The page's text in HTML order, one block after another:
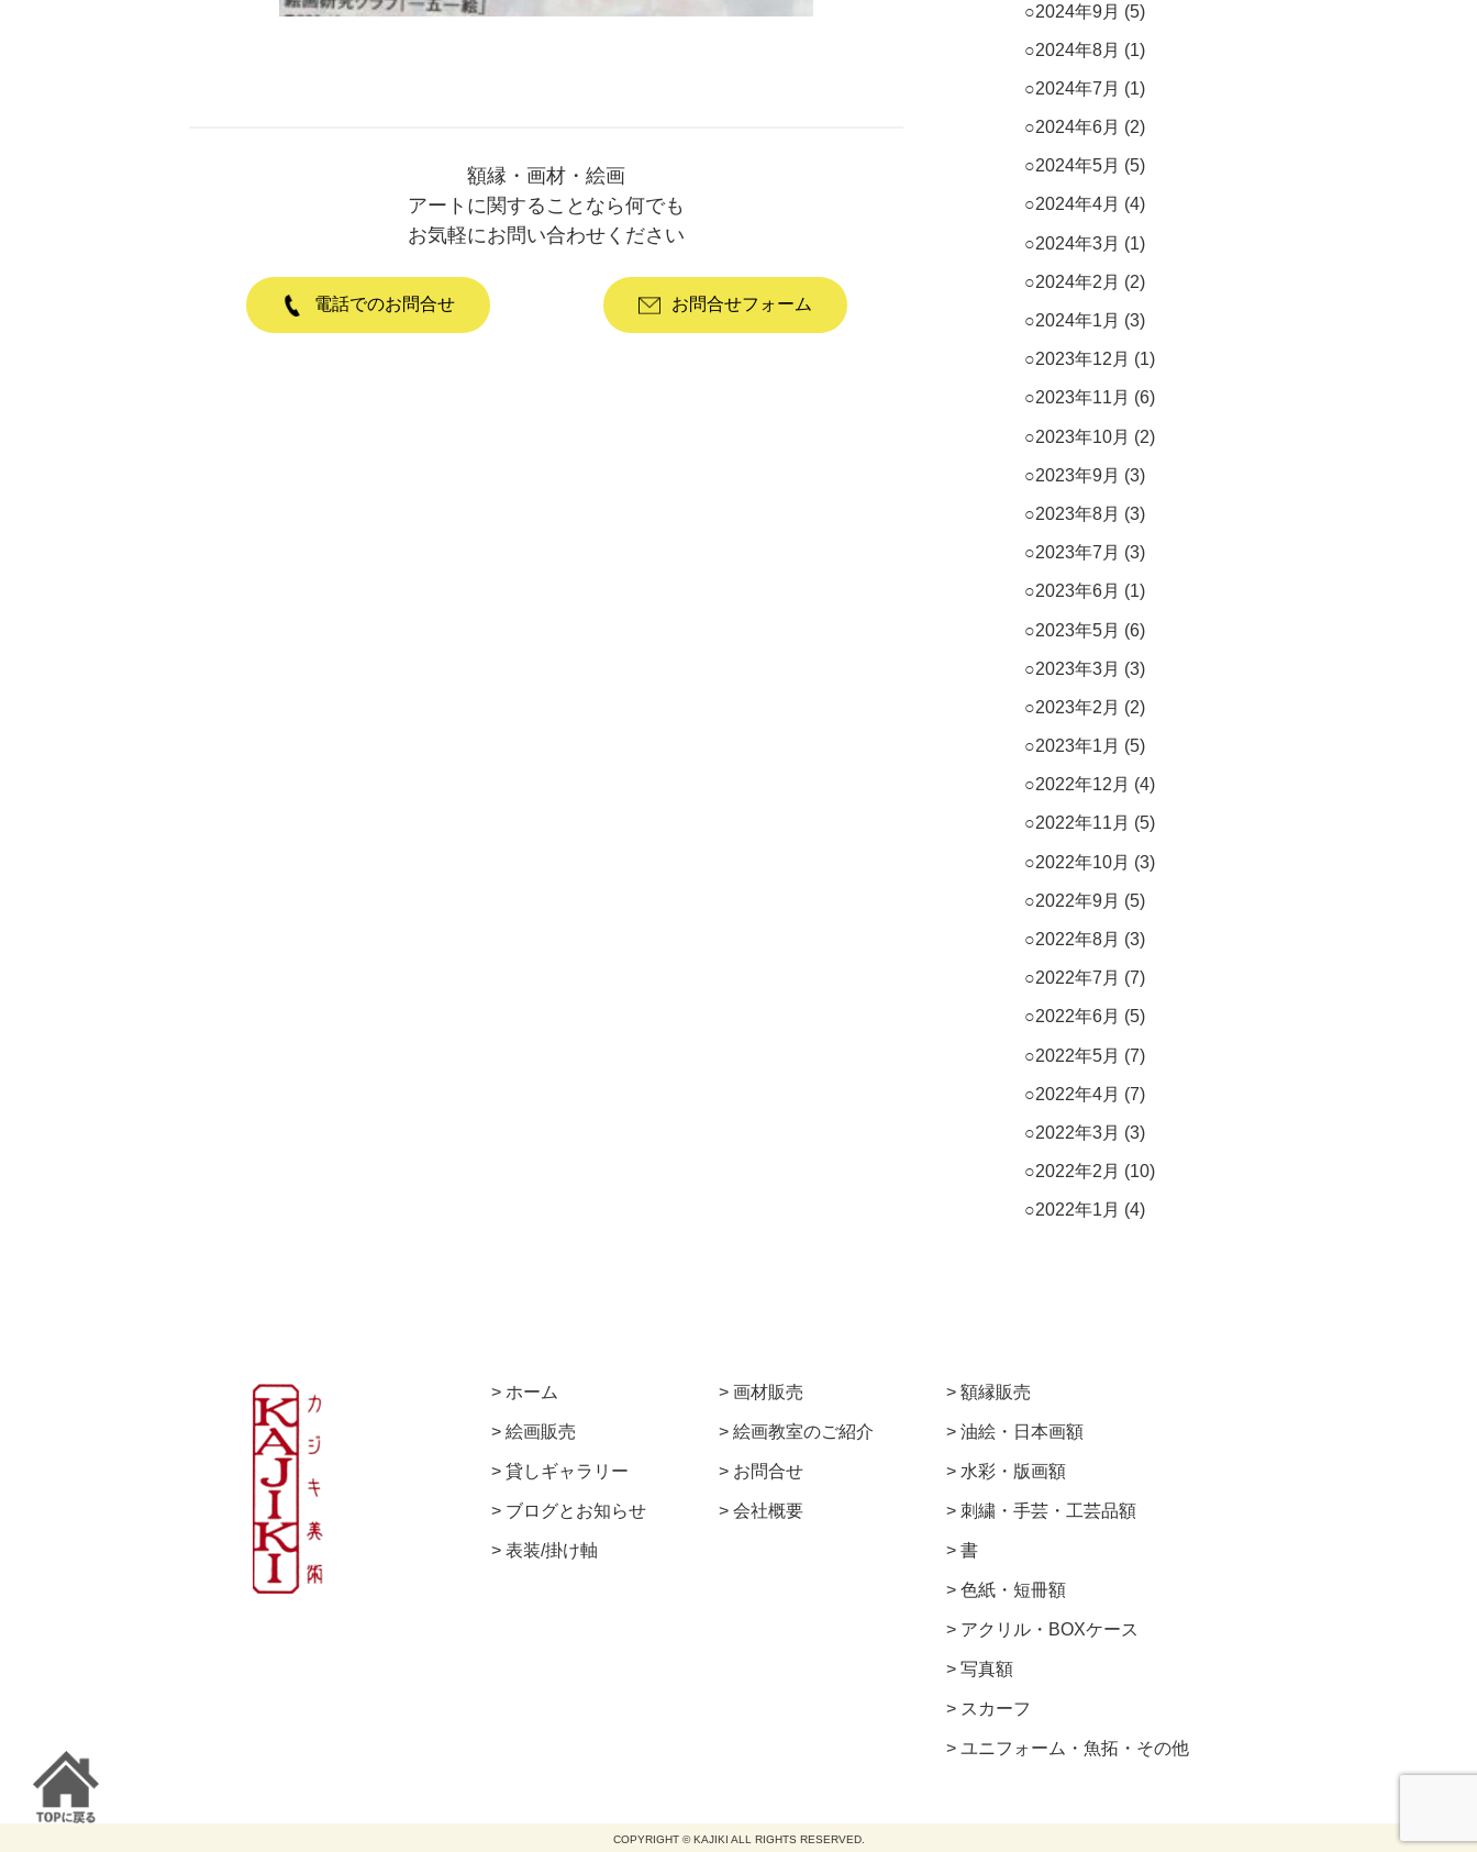
額縁・画材・絵画
アートに関することなら何でも
お気軽にお問い合わせください
電話でのお問合せ お問合せフォーム
2024年9月 (5)
2024年8月 (1)
2024年7月 (1)
2024年6月 (2)
2024年5月 (5)
2024年4月 (4)
2024年3月 (1)
2024年2月 (2)
2024年1月 (3)
2023年12月 (1)
2023年11月 (6)
2023年10月 (2)
2023年9月 (3)
2023年8月 (3)
2023年7月 (3)
2023年6月 (1)
2023年5月 (6)
2023年3月 (3)
2023年2月 (2)
2023年1月 (5)
2022年12月 (4)
2022年11月 (5)
2022年10月 (3)
2022年9月 (5)
2022年8月 (3)
2022年7月 (7)
2022年6月 (5)
2022年5月 (7)
2022年4月 (7)
2022年3月 (3)
2022年2月 (10)
2022年1月 (4)
ホーム
絵画販売
貸しギャラリー
ブログとお知らせ
表装/掛け軸
画材販売
絵画教室のご紹介
お問合せ
会社概要
額縁販売
油絵・日本画額
水彩・版画額
刺繍・手芸・工芸品額
書
色紙・短冊額
アクリル・BOXケース
写真額
スカーフ
ユニフォーム・魚拓・その他
COPYRIGHT © KAJIKI ALL RIGHTS RESERVED.